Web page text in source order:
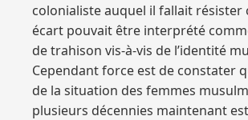
colonialiste auquel il fallait résister
écart pouvait être interprété
de trahison vis-à-vis de l’identité
Cependant force est de constater
de la situation des femmes
plusieurs décennies maintenant